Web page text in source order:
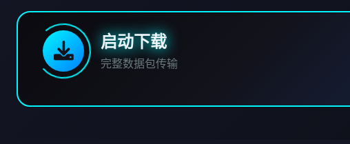
启动下载
完整数据包传输